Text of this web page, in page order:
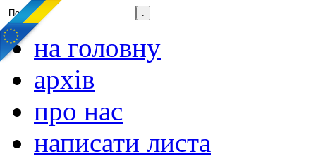
на головну
архів
про нас
написати листа